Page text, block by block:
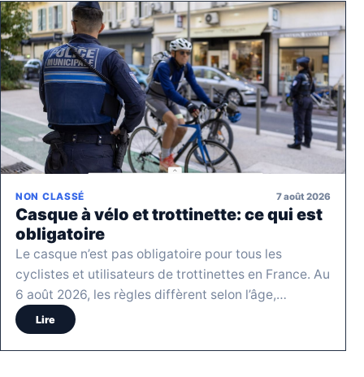
NON CLASSÉ 7 août 2026
Casque à vélo et trottinette: ce qui est
obligatoire
Le casque n’est pas obligatoire pour tous les
cyclistes et utilisateurs de trottinettes en France. Au
6 août 2026, les règles diffèrent selon l’âge,…
Lire